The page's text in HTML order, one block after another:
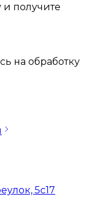
получите
на обработку
5с17